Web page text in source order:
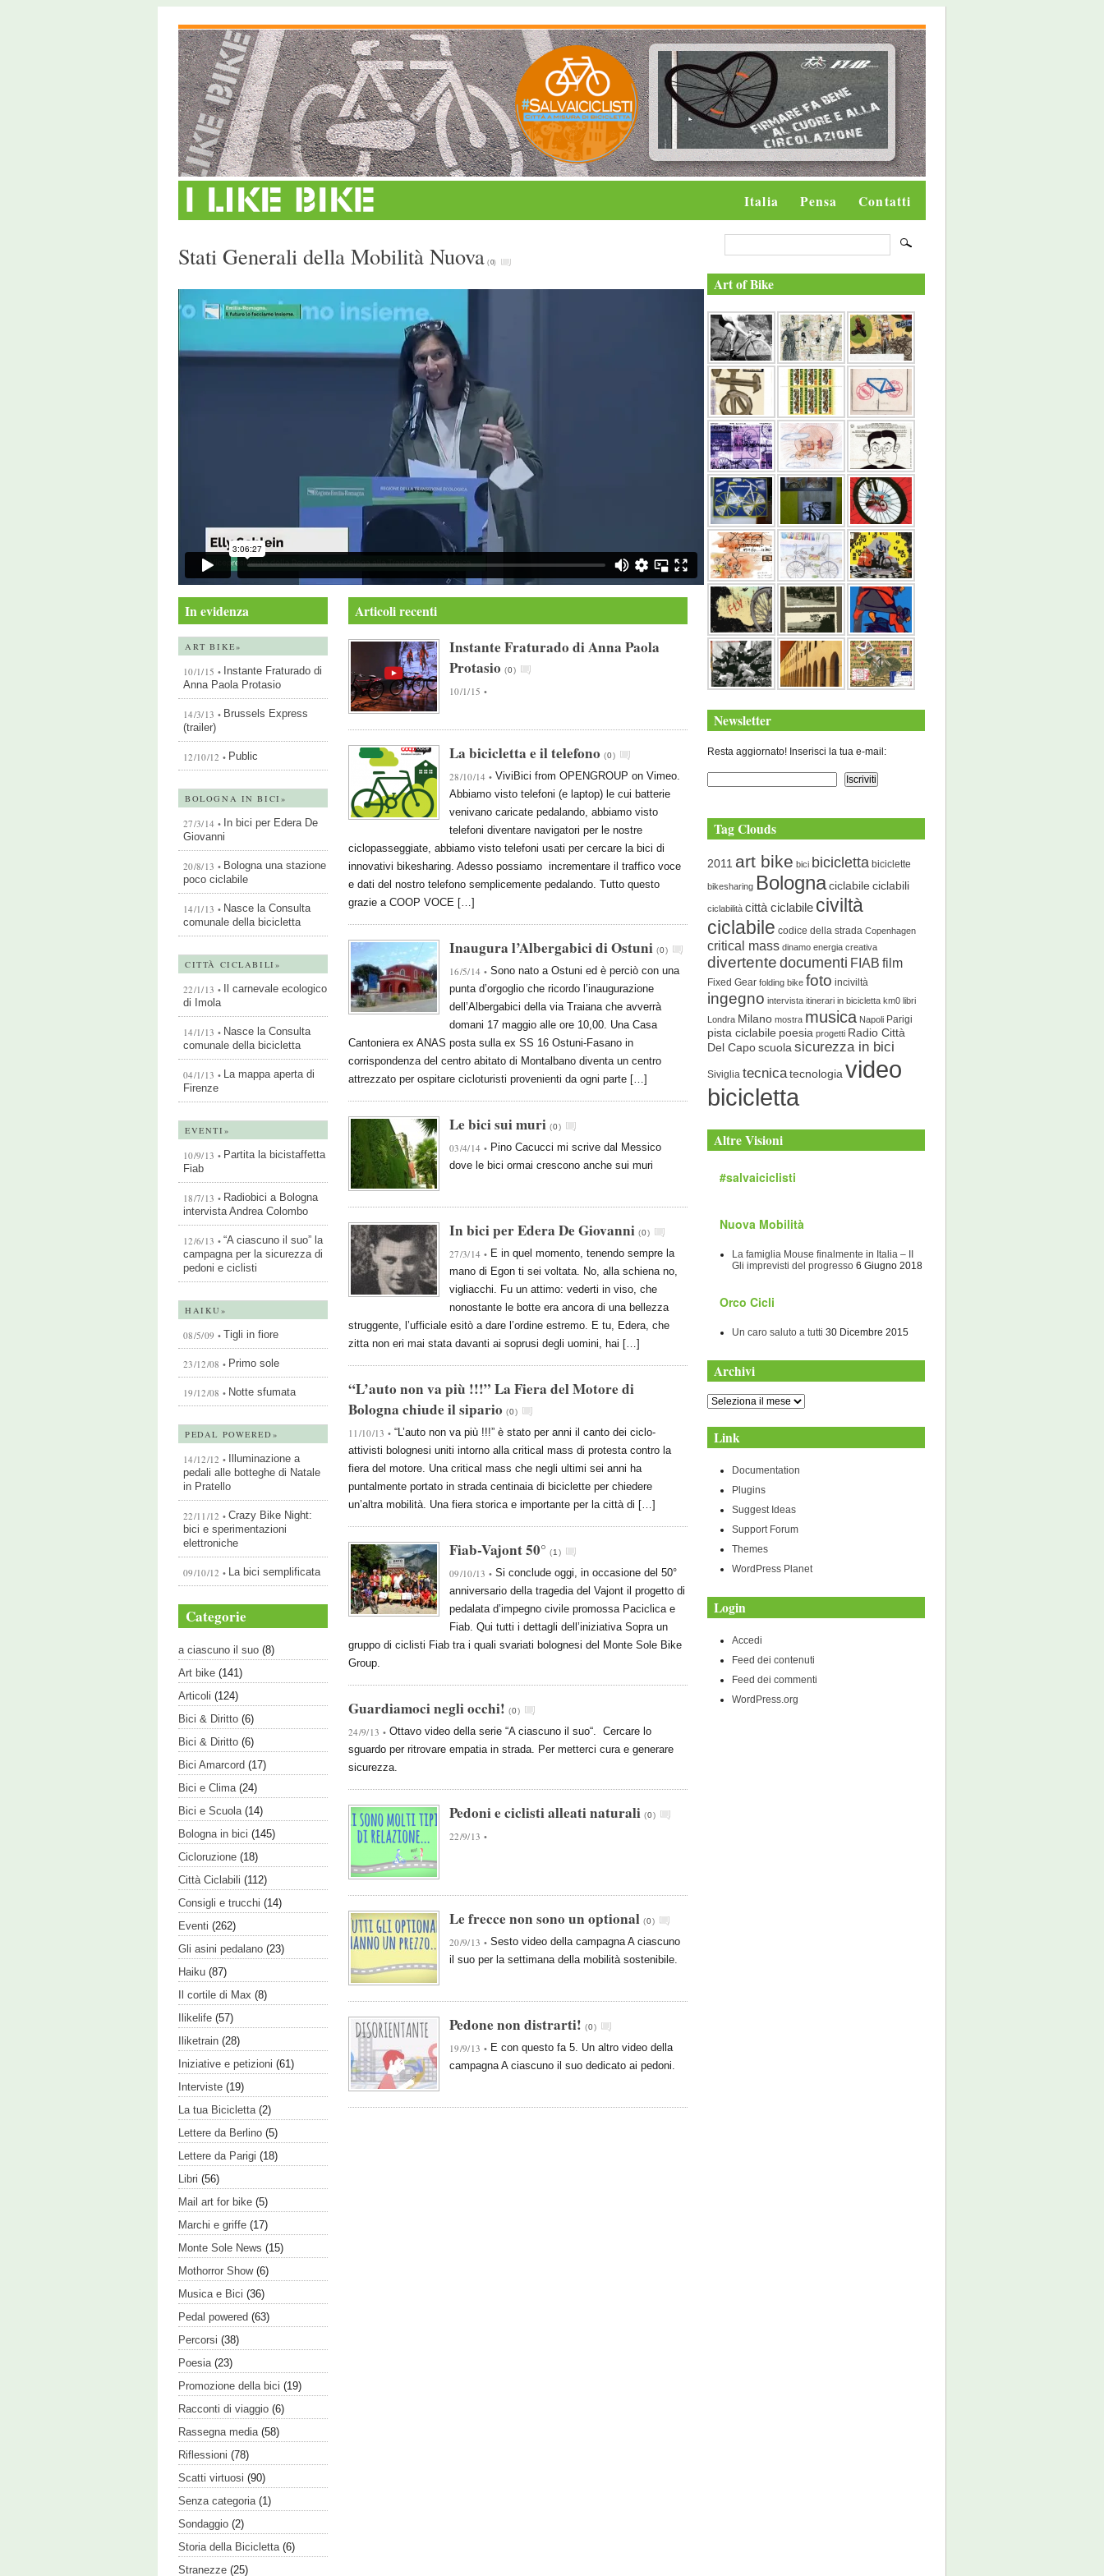
Italia Pensa Contatti
Stati Generali della Mobilità Nuova (0)
Articoli recenti
Instante Fraturado di Anna Paola
Protasio (0)
10/1/15 •
La bicicletta e il telefono (0)
28/10/14 • ViviBici from OPENGROUP on Vimeo.
Abbiamo visto telefoni (e laptop) le cui batterie
venivano caricate pedalando, abbiamo visto
telefoni diventare navigatori per le nostre
ciclopasseggiate, abbiamo visto telefoni usati per cercare la bici di
innovativi bikesharing. Adesso possiamo incrementare il traffico voce
e dati del nostro telefono semplicemente pedalando. Tutto questo
grazie a COOP VOCE […]
Inaugura l’Albergabici di Ostuni (0)
16/5/14 • Sono nato a Ostuni ed è perciò con una
punta d’orgoglio che ricordo l’inaugurazione
dell’Albergabici della via Traiana che avverrà
domani 17 maggio alle ore 10,00. Una Casa
Cantoniera ex ANAS posta sulla ex SS 16 Ostuni-Fasano in
corrispondenza del centro abitato di Montalbano diventa un centro
attrezzato per ospitare cicloturisti provenienti da ogni parte […]
Le bici sui muri (0)
03/4/14 • Pino Cacucci mi scrive dal Messico
dove le bici ormai crescono anche sui muri
In bici per Edera De Giovanni (0)
27/3/14 • E in quel momento, tenendo sempre la
mano di Egon ti sei voltata. No, alla schiena no,
vigliacchi. Fu un attimo: vederti in viso, che
nonostante le botte era ancora di una bellezza
struggente, l’ufficiale esitò a dare l’ordine estremo. E tu, Edera, che
zitta non eri mai stata davanti ai soprusi degli uomini, hai […]
“L’auto non va più !!!” La Fiera del Motore di
Bologna chiude il sipario (0)
11/10/13 • “L’auto non va più !!!” è stato per anni il canto dei ciclo-
attivisti bolognesi uniti intorno alla critical mass di protesta contro la
fiera del motore. Una critical mass che negli ultimi sei anni ha
puntalmente portato in strada centinaia di biciclette per chiedere
un’altra mobilità. Una fiera storica e importante per la città di […]
Fiab-Vajont 50° (1)
09/10/13 • Si conclude oggi, in occasione del 50°
anniversario della tragedia del Vajont il progetto di
pedalata d’impegno civile promossa Paciclica e
Fiab. Qui tutti i dettagli dell’iniziativa Sopra un
gruppo di ciclisti Fiab tra i quali svariati bolognesi del Monte Sole Bike
Group.
Guardiamoci negli occhi! (0)
24/9/13 • Ottavo video della serie “A ciascuno il suo“. Cercare lo
sguardo per ritrovare empatia in strada. Per metterci cura e generare
sicurezza.
Pedoni e ciclisti alleati naturali (0)
22/9/13 •
Le frecce non sono un optional (0)
20/9/13 • Sesto video della campagna A ciascuno
il suo per la settimana della mobilità sostenibile.
Pedone non distrarti! (0)
19/9/13 • E con questo fa 5. Un altro video della
campagna A ciascuno il suo dedicato ai pedoni.
In evidenza
ART BIKE»
10/1/15 • Instante Fraturado di
Anna Paola Protasio
14/3/13 • Brussels Express
(trailer)
12/10/12 • Public
BOLOGNA IN BICI»
27/3/14 • In bici per Edera De
Giovanni
20/8/13 • Bologna una stazione
poco ciclabile
14/1/13 • Nasce la Consulta
comunale della bicicletta
CITTÀ CICLABILI»
22/1/13 •
Il carnevale ecologico
di Imola
14/1/13 • Nasce la Consulta
comunale della bicicletta
04/1/13 • La mappa aperta di
Firenze
EVENTI»
10/9/13 • Partita la bicistaffetta
Fiab
18/7/13 • Radiobici a Bologna
intervista Andrea Colombo
12/6/13 • “A ciascuno il suo” la
campagna per la sicurezza di
pedoni e ciclisti
HAIKU»
08/5/09 • Tigli in fiore
23/12/08 • Primo sole
19/12/08 • Notte sfumata
PEDAL POWERED»
14/12/12 •
Illuminazione a
pedali alle botteghe di Natale
in Pratello
22/11/12 • Crazy Bike Night:
bici e sperimentazioni
elettroniche
09/10/12 • La bici semplificata
Categorie
a ciascuno il suo (8)
Art bike (141)
Articoli (124)
Bici & Diritto (6)
Bici & Diritto (6)
Bici Amarcord (17)
Bici e Clima(24)
Bici e Scuola(14)
Bologna in bici (145)
Cicloruzione (18)
Città Ciclabili (112)
Consigli e trucchi (14)
Eventi (262)
Gli asini pedalano (23)
Haiku (87)
Il cortile di Max (8)
Ilikelife (57)
Iliketrain (28)
Iniziative e petizioni (61)
Interviste (19)
La tua Bicicletta(2)
Lettere da Berlino (5)
Lettere da Parigi (18)
Libri (56)
Mail art for bike (5)
Marchi e griffe (17)
Monte Sole News (15)
Mothorror Show(6)
Musica e Bici (36)
Pedal powered (63)
Percorsi (38)
Poesia(23)
Promozione della bici (19)
Racconti di viaggio (6)
Rassegna media(58)
Riflessioni (78)
Scatti virtuosi (90)
Senza categoria(1)
Sondaggio (2)
Storia della Bicicletta(6)
Stranezze (25)
Art of Bike
Newsletter
Resta aggiornato! Inserisci la tua e-mail:
Tag Clouds
2011 art bike bici bicicletta biciclette
bikesharing Bolognaciclabile ciclabili
ciclabilità città ciclabile civiltà
ciclabile codice della strada Copenhagen
critical mass dinamo energia creativa
divertentedocumenti FIAB film
Fixed Gear folding bike foto inciviltà
ingegno intervista itinerari in bicicletta km0 libri
Londra Milano mostra musica Napoli Parigi
pista ciclabile poesia progetti Radio Città
Del Capo scuolasicurezza in bici
Siviglia tecnicatecnologiavideo
bicicletta
Altre Visioni
#salvaiciclisti
Nuova Mobilità
La famiglia Mouse finalmente in Italia – II
Gli imprevisti del progresso 6 Giugno 2018
Orco Cicli
Un caro saluto a tutti 30 Dicembre 2015
Archivi
Archivi
Link
Documentation
Plugins
Suggest Ideas
Support Forum
Themes
WordPress Planet
Login
Accedi
Feed dei contenuti
Feed dei commenti
WordPress.org